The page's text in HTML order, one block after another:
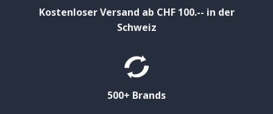
Kostenloser Versand ab CHF 100.-- in der
Schweiz
500+ Brands